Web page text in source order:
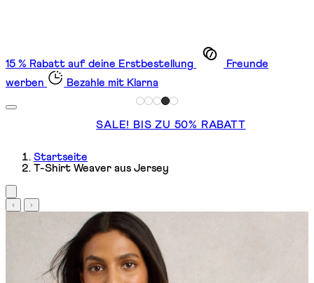
15 % Rabatt auf deine Erstbestellung
Freunde
werben
Bezahle mit Klarna
SALE! BIS ZU 50% RABATT
Startseite
T-Shirt Weaver aus Jersey